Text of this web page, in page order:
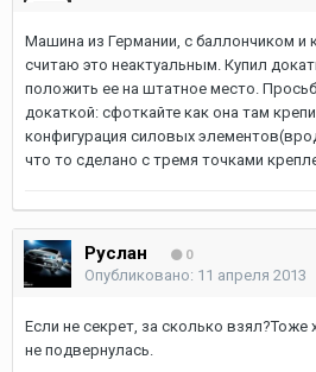
Машина из Германии, с баллончиком и
считаю это неактуальным. Купил
положить ее на штатное место.
докаткой: сфоткайте как она там
конфигурация силовых
что то сделано с тремя точками
Руслан 0
Опубликовано: 11 апреля 2013
Если не секрет, за сколько взял?Тоже
не подвернулась.